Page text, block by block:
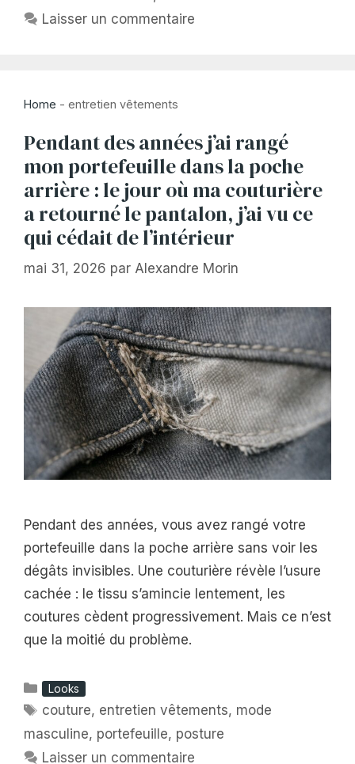
Laisser un commentaire
Home - entretien vêtements
Pendant des années j’ai rangé
mon portefeuille dans la poche
arrière : le jour où ma couturière
a retourné le pantalon, j’ai vu ce
qui cédait de l’intérieur
mai 31, 2026 par Alexandre Morin
Pendant des années, vous avez rangé votre
portefeuille dans la poche arrière sans voir les
dégâts invisibles. Une couturière révèle l’usure
cachée : le tissu s’amincie lentement, les
coutures cèdent progressivement. Mais ce n’est
que la moitié du problème.
Catégories
Looks
Étiquettes
couture, entretien vêtements, mode
masculine, portefeuille, posture
Laisser un commentaire